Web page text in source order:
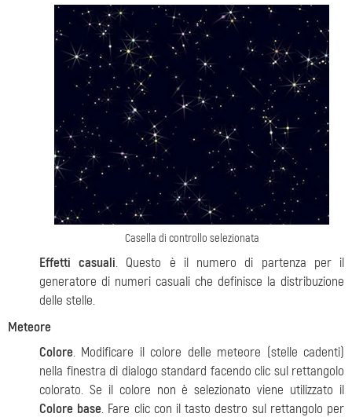
Casella di controllo selezionata
Effetti casuali. Questo è il numero di partenza per il
generatore di numeri casuali che definisce la distribuzione
delle stelle.
Meteore
Colore. Modificare il colore delle meteore (stelle cadenti)
nella finestra di dialogo standard facendo clic sul rettangolo
colorato. Se il colore non è selezionato viene utilizzato il
Colore base. Fare clic con il tasto destro sul rettangolo per